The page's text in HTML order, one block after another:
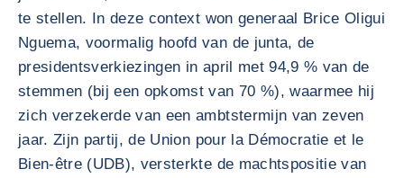
te stellen. In deze context won generaal Brice Oligui
Nguema, voormalig hoofd van de junta, de
presidentsverkiezingen in april met 94,9 % van de
stemmen (bij een opkomst van 70 %), waarmee hij
zich verzekerde van een ambtstermijn van zeven
jaar. Zijn partij, de Union pour la Démocratie et le
Bien-être (UDB), versterkte de machtspositie van